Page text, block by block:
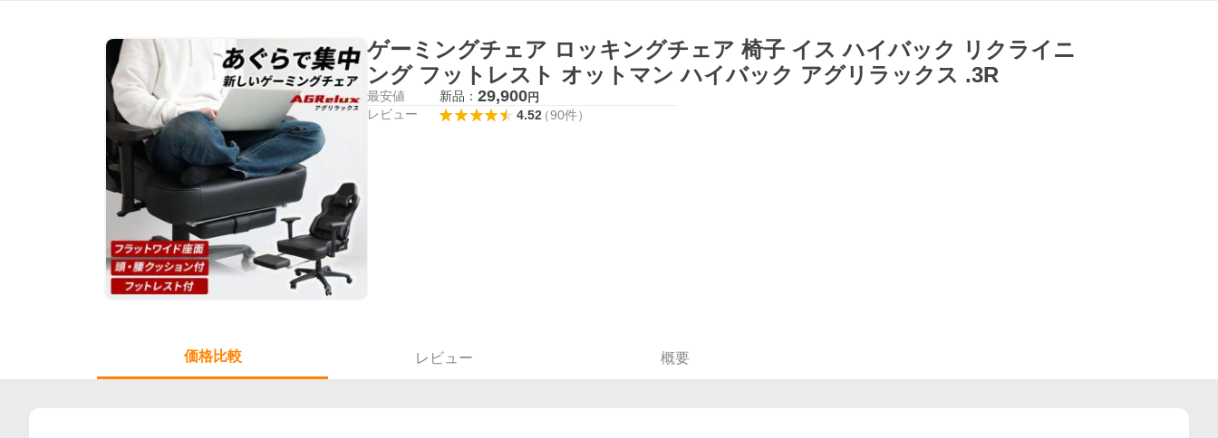
ゲーミングチェア ロッキングチェア 椅子 イス ハイバック リクライニ
ング フットレスト オットマン ハイバック アグリラックス .3R
最安値 新品： 29,900円
レビュー 4.52（90件）
価格比較 レビュー 概要